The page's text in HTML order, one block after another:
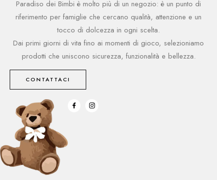
con il proprio bambino.
VIENI A TROVARCI
Paradiso dei Bimbi è molto più di un negozio: è un punto di
riferimento per famiglie che cercano qualità, attenzione e un
tocco di dolcezza in ogni scelta.
Dai primi giorni di vita fino ai momenti di gioco, selezioniamo
prodotti che uniscono sicurezza, funzionalità e bellezza.
CONTATTACI